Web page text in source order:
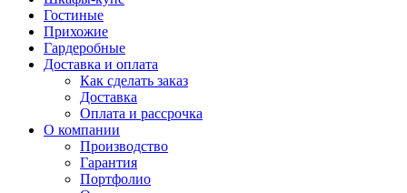
Гостиные
Прихожие
Гардеробные
Доставка и оплата
Как сделать заказ
Доставка
Оплата и рассрочка
О компании
Производство
Гарантия
Портфолио